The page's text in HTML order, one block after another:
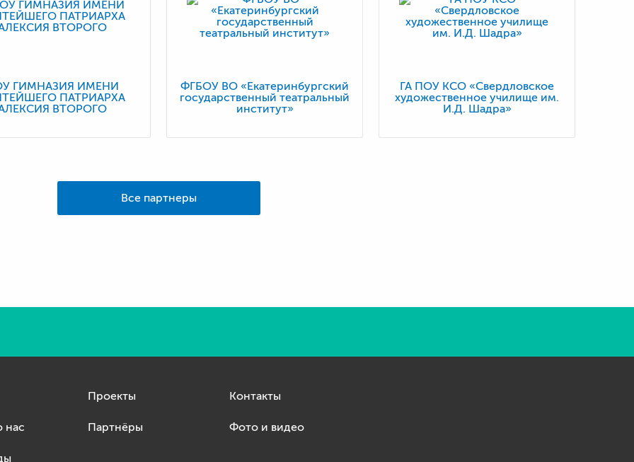
ГИМНАЗИЯ ИМЕНИ
ПАТРИАРХА
ВТОРОГО
ФГБОУ ВО «Екатеринбургский
государственный театральный
институт»
ГА ПОУ КСО «Свердловское
художественное училище им.
И.Д. Шадра»
Все партнеры
нас
Проекты
Партнёры
Контакты
Фото и видео